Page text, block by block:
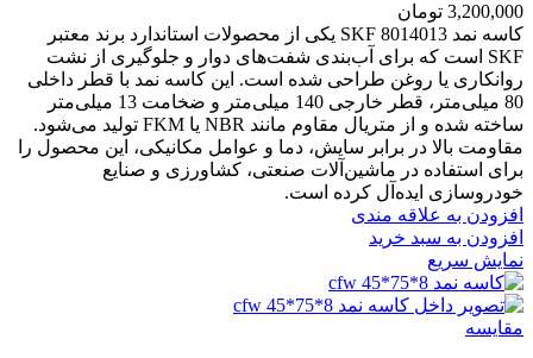
3,200,000 تومان
کاسه نمد SKF 8014013 یکی از محصولات استاندارد برند معتبر
SKF است که برای آب‌بندی شفت‌های دوار و جلوگیری از نشت
روانکاری یا روغن طراحی شده است. این کاسه نمد با قطر داخلی
80 میلی‌متر، قطر خارجی 140 میلی‌متر و ضخامت 13 میلی‌متر
ساخته شده و از متریال مقاوم مانند NBR یا FKM تولید می‌شود.
مقاومت بالا در برابر سایش، دما و عوامل مکانیکی، این محصول را
برای استفاده در ماشین‌آلات صنعتی، کشاورزی و صنایع
خودروسازی ایده‌آل کرده است.
افزودن به علاقه مندی
افزودن به سبد خرید
نمایش سریع
مقايسه